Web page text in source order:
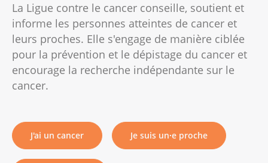
La Ligue contre le cancer conseille, soutient et
informe les personnes atteintes de cancer et
leurs proches. Elle s'engage de manière ciblée
pour la prévention et le dépistage du cancer et
encourage la recherche indépendante sur le
cancer.
J'ai un cancer Je suis un∙e proche